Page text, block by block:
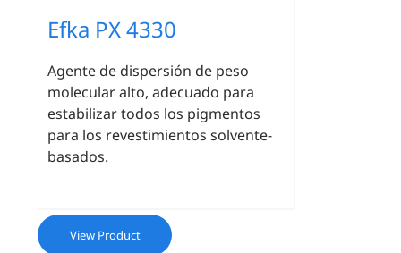
Efka PX 4330
Agente de dispersión de peso
molecular alto, adecuado para
estabilizar todos los pigmentos
para los revestimientos solvente-
basados.
View Product